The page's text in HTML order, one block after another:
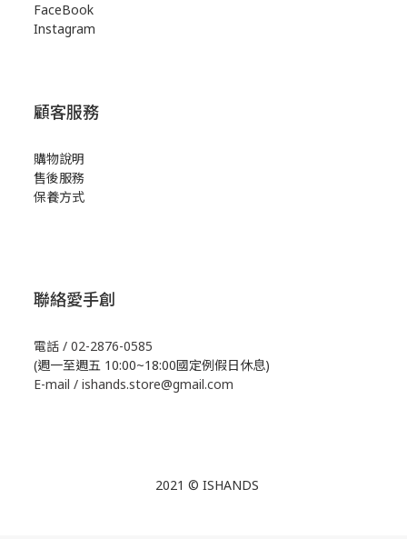
FaceBook
Instagram
顧客服務
購物說明
售後服務
保養方式
聯絡愛手創
電話 / 02-2876-0585
(週一至週五 10:00~18:00國定例假日休息)
E-mail / ishands.store@gmail.com
2021 © ISHANDS